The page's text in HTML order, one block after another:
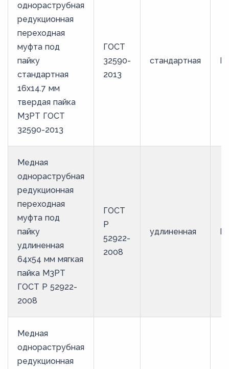
однораструбная
редукционная
переходная
муфта под
пайку
стандартная
16х14.7 мм
твердая пайка
М3РТ ГОСТ
32590-2013
ГОСТ
32590-
2013
стандартная
Медная
однораструбная
редукционная
переходная
муфта под
пайку
удлиненная
64х54 мм мягкая
пайка М3РТ
ГОСТ Р 52922-
2008
ГОСТ
Р
52922-
2008
удлиненная
Медная
однораструбная
редукционная